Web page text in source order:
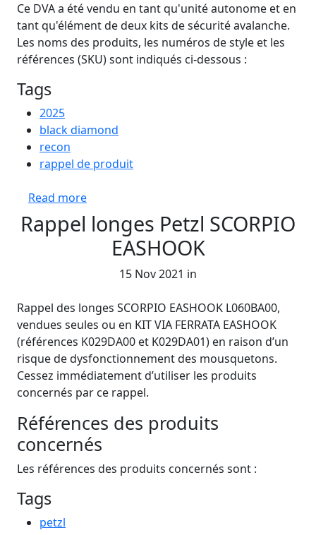
Ce DVA a été vendu en tant qu'unité autonome et en
tant qu'élément de deux kits de sécurité avalanche.
Les noms des produits, les numéros de style et les
références (SKU) sont indiqués ci-dessous :
Tags
2025
black diamond
recon
rappel de produit
Read moreabout Rappel du DVA Recon LT
Rappel longes Petzl SCORPIO
EASHOOK
15 Nov 2021 in
Rappel des longes SCORPIO EASHOOK L060BA00,
vendues seules ou en KIT VIA FERRATA EASHOOK
(références K029DA00 et K029DA01) en raison d’un
risque de dysfonctionnement des mousquetons.
Cessez immédiatement d’utiliser les produits
concernés par ce rappel.
Références des produits
concernés
Les références des produits concernés sont :
Tags
petzl